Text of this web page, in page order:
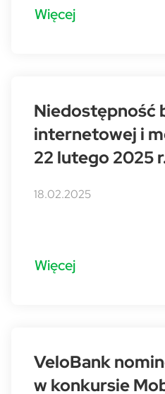
Więcej
Niedostępność
internetowej i
22 lutego 2025
18.02.2025
Więcej
VeloBank
w konkursie